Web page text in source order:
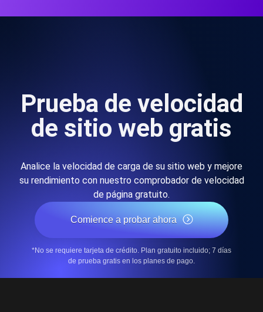
Prueba de velocidad
de sitio web gratis
Analice la velocidad de carga de su sitio web y mejore
su rendimiento con nuestro comprobador de velocidad
de página gratuito.
Comience a probar ahora
*No se requiere tarjeta de crédito. Plan gratuito incluido; 7 días
de prueba gratis en los planes de pago.